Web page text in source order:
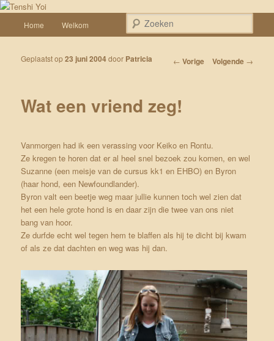
Spring naar de primaire inhoud
Tenshi Yoi
Een weblog over onze Shiba’s (Keiko, Rontu, Miyuki, Tatsu en Yumi)
Home Welkom
Bericht navigatie
← Vorige Volgende →
Wat een vriend zeg!
Geplaatst op23 juni 2004door Patricia
Vanmorgen had ik een verassing voor Keiko en Rontu.
Ze kregen te horen dat er al heel snel bezoek zou komen, en wel
Suzanne (een meisje van de cursus kk1 en EHBO) en Byron
(haar hond, een Newfoundlander).
Byron valt een beetje weg maar jullie kunnen toch wel zien dat
het een hele grote hond is en daar zijn die twee van ons niet
bang van hoor.
Ze durfde echt wel tegen hem te blaffen als hij te dicht bij kwam
of als ze dat dachten en weg was hij dan.